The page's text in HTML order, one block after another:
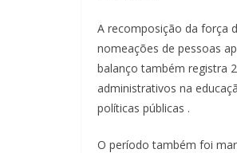
A recomposição da força
nomeações de pessoas
balançotambém registra
administrativos na
políticas públicas .
O períodotambém foi